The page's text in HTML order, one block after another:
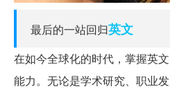
最后的一站回归英文
在如今全球化的时代，掌握英
能力。无论是学术研究、职业